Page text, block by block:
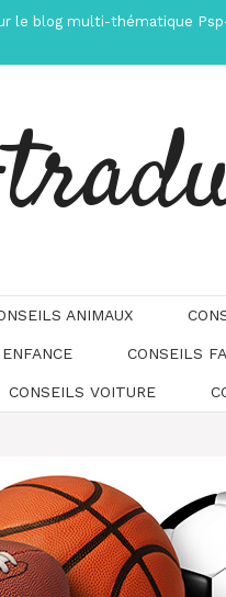
le blog multi-thématique
ANIMAUX
CONSEILS
CONSEILS VOITUREHierarchic
-
Version
2.1.0
|